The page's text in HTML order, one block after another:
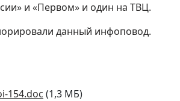
и «Первом» и один на ТВЦ.
данный инфоповод.
154.doc (1,3 МБ)